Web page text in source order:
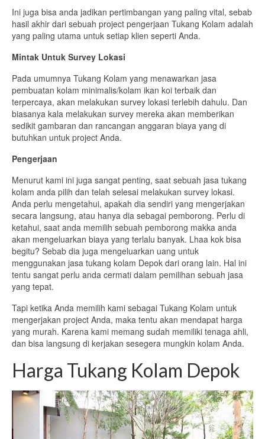
Ini juga bisa anda jadikan pertimbangan yang paling vital, sebab
hasil akhir dari sebuah project pengerjaan Tukang Kolam adalah
yang paling utama untuk setiap klien seperti Anda.
Mintak Untuk Survey Lokasi
Pada umumnya Tukang Kolam yang menawarkan jasa
pembuatan kolam minimalis/kolam ikan koi terbaik dan
terpercaya, akan melakukan survey lokasi terlebih dahulu. Dan
biasanya kala melakukan survey mereka akan memberikan
sedikit gambaran dan rancangan anggaran biaya yang di
butuhkan untuk project Anda.
Pengerjaan
Menurut kami ini juga sangat penting, saat sebuah jasa tukang
kolam anda pilih dan telah selesai melakukan survey lokasi.
Anda perlu mengetahui, apakah dia sendiri yang mengerjakan
secara langsung, atau hanya dia sebagai pemborong. Perlu di
ketahui, saat anda memilih sebuah pemborong makka anda
akan mengeluarkan biaya yang terlalu banyak. Lhaa kok bisa
begitu? Sebab dia juga mengeluarkan uang untuk
menggunakan jasa tukang kolam Depok dari orang lain. Hal ini
tentu sangat perlu anda cermati dalam pemilihan sebuah jasa
yang tepat.
Tapi ketika Anda memilih kami sebagai Tukang Kolam untuk
mengerjakan project Anda, maka tentu akan mendapat harga
yang murah. Karena kami memang sudah memiliki tenaga ahli,
dan bisa langsung di kerjakan sesegera mungkin kolam Anda.
Harga Tukang Kolam Depok